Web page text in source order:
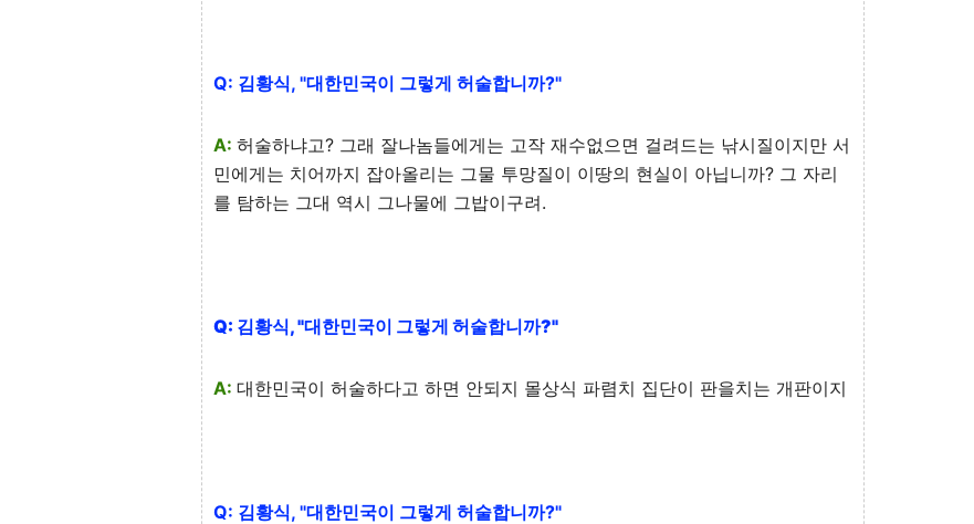
Q: 김황식, "대한민국이 그렇게 허술합니까?"
A: 허술하냐고? 그래 잘나놈들에게는 고작 재수없으면 걸려드는 낚시질이지만 서
민에게는 치어까지 잡아올리는 그물 투망질이 이땅의 현실이 아닙니까? 그 자리
를 탐하는 그대 역시 그나물에 그밥이구려.
Q: 김황식, "대한민국이 그렇게 허술합니까?"
A: 대한민국이 허술하다고 하면 안되지 몰상식 파렴치 집단이 판을치는 개판이지
Q: 김황식, "대한민국이 그렇게 허술합니까?"